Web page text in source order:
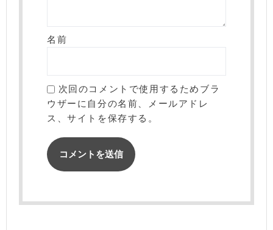
名前
次回のコメントで使用するためブラ
ウザーに自分の名前、メールアドレ
ス、サイトを保存する。